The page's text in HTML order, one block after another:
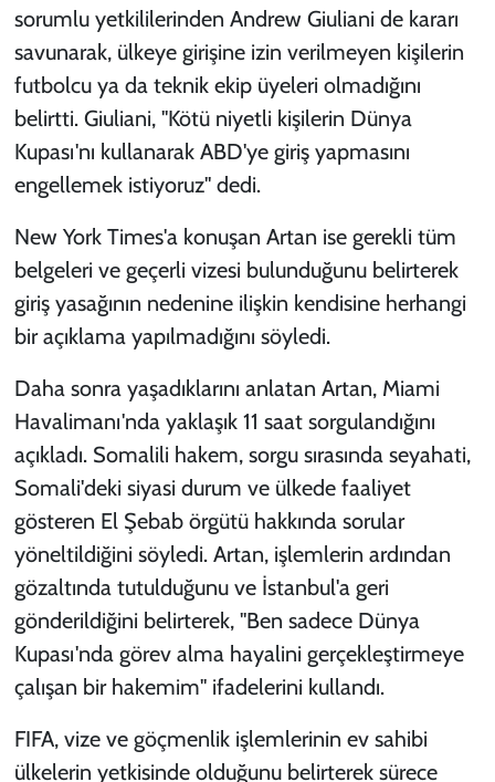
sorumlu yetkililerinden Andrew Giuliani de kararı
savunarak, ülkeye girişine izin verilmeyen kişilerin
futbolcu ya da teknik ekip üyeleri olmadığını
belirtti. Giuliani, "Kötü niyetli kişilerin Dünya
Kupası'nı kullanarak ABD'ye giriş yapmasını
engellemek istiyoruz" dedi.
New York Times'a konuşan Artan ise gerekli tüm
belgeleri ve geçerli vizesi bulunduğunu belirterek
giriş yasağının nedenine ilişkin kendisine herhangi
bir açıklama yapılmadığını söyledi.
Daha sonra yaşadıklarını anlatan Artan, Miami
Havalimanı'nda yaklaşık 11 saat sorgulandığını
açıkladı. Somalili hakem, sorgu sırasında seyahati,
Somali'deki siyasi durum ve ülkede faaliyet
gösteren El Şebab örgütü hakkında sorular
yöneltildiğini söyledi. Artan, işlemlerin ardından
gözaltında tutulduğunu ve İstanbul'a geri
gönderildiğini belirterek, "Ben sadece Dünya
Kupası'nda görev alma hayalini gerçekleştirmeye
çalışan bir hakemim" ifadelerini kullandı.
FIFA, vize ve göçmenlik işlemlerinin ev sahibi
ülkelerin yetkisinde olduğunu belirterek sürece